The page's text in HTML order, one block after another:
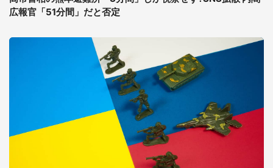
広報官「51分間」だと否定